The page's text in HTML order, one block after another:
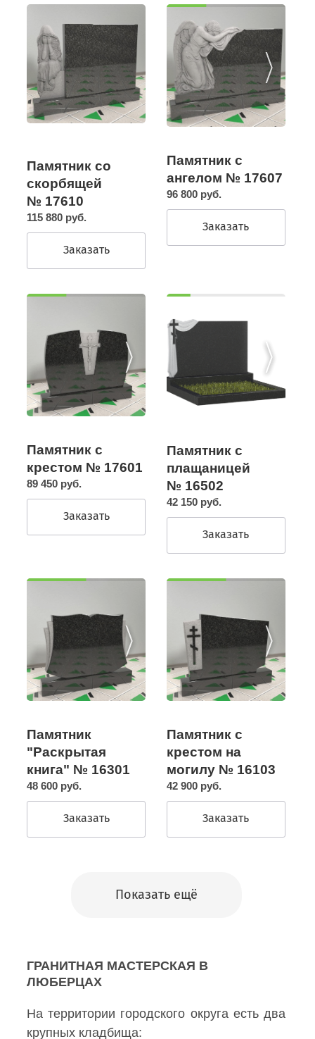
Памятник со
скорбящей
№ 17610
115 880 руб.
Заказать
Памятник с
ангелом № 17607
96 800 руб.
Заказать
Памятник с
крестом № 17601
89 450 руб.
Заказать
Памятник с
плащаницей
№ 16502
42 150 руб.
Заказать
Памятник
"Раскрытая
книга" № 16301
48 600 руб.
Заказать
Памятник с
крестом на
могилу № 16103
42 900 руб.
Заказать
Показать ещё
ГРАНИТНАЯ МАСТЕРСКАЯ В
ЛЮБЕРЦАХ
На территории городского округа есть два
крупных кладбища: